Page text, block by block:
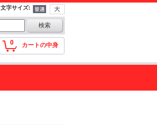
文字サイズ:
0 カートの中身